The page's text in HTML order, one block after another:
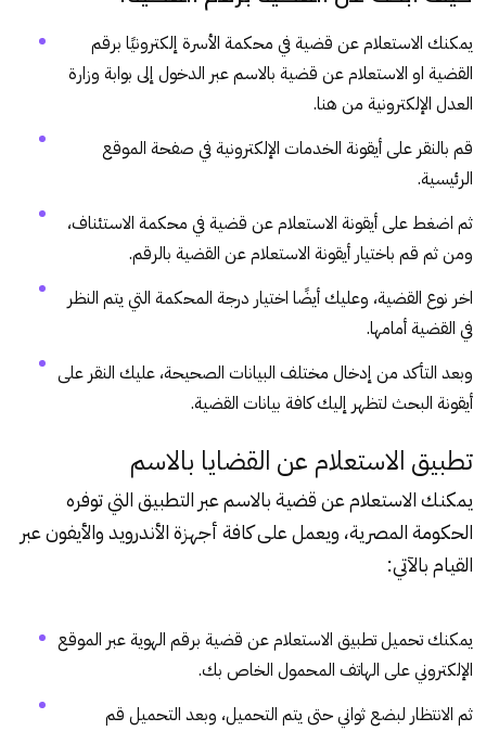
يمكنك الاستعلام عن قضية في محكمة الأسرة إلكترونيًا برقم
القضية او الاستعلام عن قضية بالاسم عبر الدخول إلى بوابة وزارة
العدل الإلكترونية من هنا.
قم بالنقر على أيقونة الخدمات الإلكترونية في صفحة الموقع
الرئيسية.
ثم اضغط على أيقونة الاستعلام عن قضية في محكمة الاستئناف،
ومن ثم قم باختيار أيقونة الاستعلام عن القضية بالرقم.
اخر نوع القضية، وعليك أيضًا اختيار درجة المحكمة التي يتم النظر
في القضية أمامها.
وبعد التأكد من إدخال مختلف البيانات الصحيحة، عليك النقر على
أيقونة البحث لتظهر إليك كافة بيانات القضية.
تطبيق الاستعلام عن القضايا بالاسم
يمكنك الاستعلام عن قضية بالاسم عبر التطبيق التي توفره
الحكومة المصرية، ويعمل على كافة أجهزة الأندرويد والأيفون عبر
القيام بالآتي:
يمكنك تحميل تطبيق الاستعلام عن قضية برقم الهوية عبر الموقع
الإلكتروني على الهاتف المحمول الخاص بك.
ثم الانتظار لبضع ثواني حتى يتم التحميل، وبعد التحميل قم